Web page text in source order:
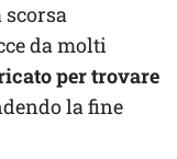
da molti
per trovare
la fine